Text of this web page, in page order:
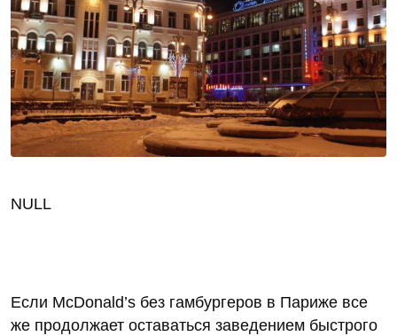
NULL
Если McDonald’s без гамбургеров в Париже все
же продолжает оставаться заведением быстрого